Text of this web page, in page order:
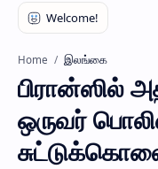
Home இலங்கை
பிரான்ஸில்
ஒருவர்